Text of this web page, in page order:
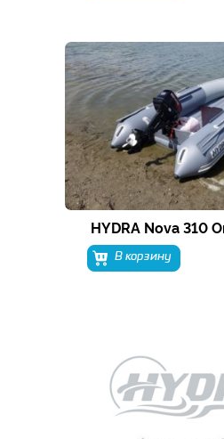
HYDRA Nova 310
В корзину